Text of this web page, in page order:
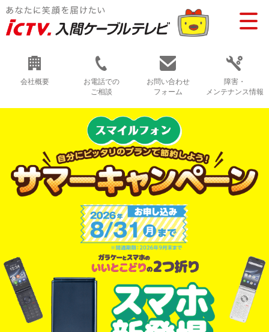
会社概要
お電話での
ご相談
お問い合わせ
フォーム
障害・
メンテナンス情報